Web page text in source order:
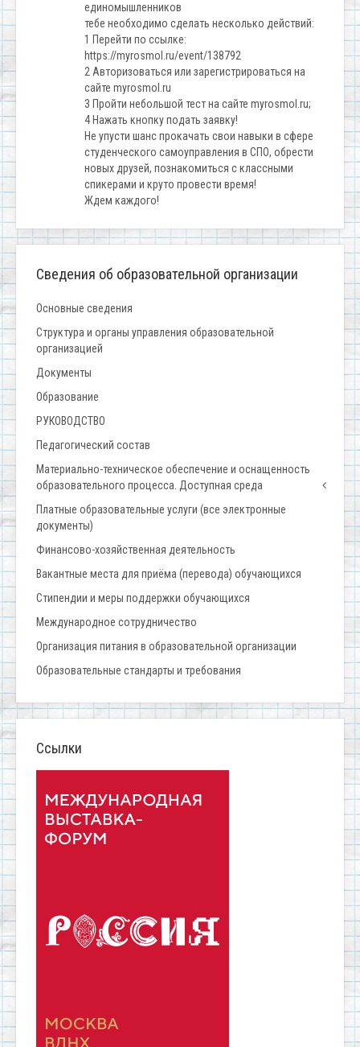
единомышленников
тебе необходимо сделать несколько действий:
1 Перейти по ссылке:
https://myrosmol.ru/event/138792
2 Авторизоваться или зарегистрироваться на
сайте myrosmol.ru
3 Пройти небольшой тест на сайте myrosmol.ru;
4 Нажать кнопку подать заявку!
Не упусти шанс прокачать свои навыки в сфере
студенческого самоуправления в СПО, обрести
новых друзей, познакомиться с классными
спикерами и круто провести время!
Ждем каждого!
Сведения об образовательной организации
Основные сведения
Структура и органы управления образовательной
организацией
Документы
Образование
РУКОВОДСТВО
Педагогический состав
Материально-техническое обеспечение и оснащенность
образовательного процесса. Доступная среда
Платные образовательные услуги (все электронные
документы)
Финансово-хозяйственная деятельность
Вакантные места для приёма (перевода) обучающихся
Стипендии и меры поддержки обучающихся
Международное сотрудничество
Организация питания в образовательной организации
Образовательные стандарты и требования
Ссылки